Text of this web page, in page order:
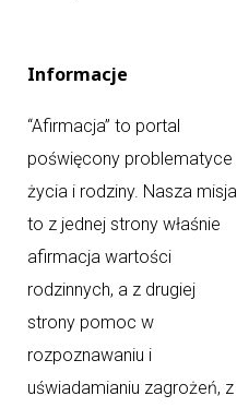
Informacje
“Afirmacja” to portal
poświęcony problematyce
życia i rodziny. Nasza misja
to z jednej strony właśnie
afirmacja wartości
rodzinnych, a z drugiej
strony pomoc w
rozpoznawaniu i
uświadamianiu zagrożeń, z